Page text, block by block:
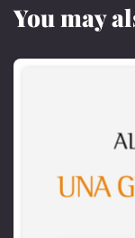
You may